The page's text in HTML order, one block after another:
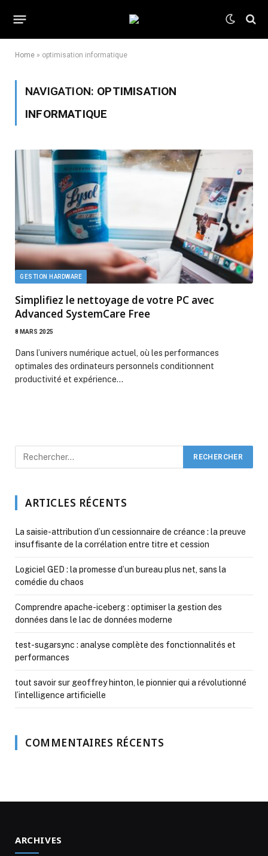
Home » optimisation informatique
NAVIGATION: OPTIMISATION
INFORMATIQUE
GESTION HARDWARE
Simplifiez le nettoyage de votre PC avec
Advanced SystemCare Free
8 MARS 2025
Dans l’univers numérique actuel, où les performances
optimales des ordinateurs personnels conditionnent
productivité et expérience…
ARTICLES RÉCENTS
La saisie-attribution d’un cessionnaire de créance : la preuve
insuffisante de la corrélation entre titre et cession
Logiciel GED : la promesse d’un bureau plus net, sans la
comédie du chaos
Comprendre apache-iceberg : optimiser la gestion des
données dans le lac de données moderne
test-sugarsync : analyse complète des fonctionnalités et
performances
tout savoir sur geoffrey hinton, le pionnier qui a révolutionné
l’intelligence artificielle
COMMENTAIRES RÉCENTS
ARCHIVES